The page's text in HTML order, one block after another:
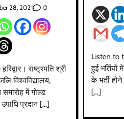
28, 2021 0
राष्ट्रपति श्री
विश्वविद्यालय,
समारोह में गोल्ड
उपाधि प्रदान […]
Listen to
हुई भर्तियों
के भर्ती
[…]